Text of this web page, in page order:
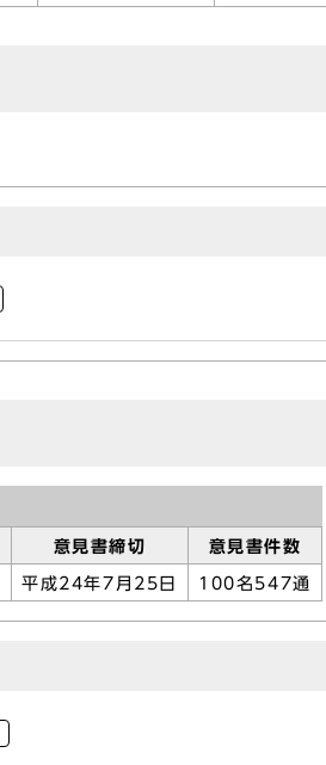
意見書締切 意見書件数
平成24年7月25日 100名547通